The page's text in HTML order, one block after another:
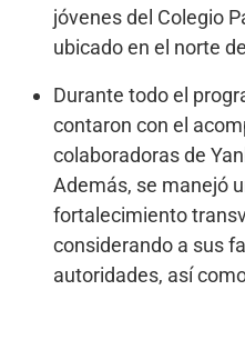
jóvenes del Colegio
ubicado en el norte
Durante todo el
contaron con el
colaboradoras de
Además, se manejó
fortalecimiento
considerando a sus
autoridades, así